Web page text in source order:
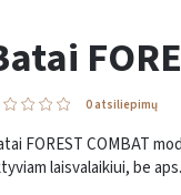
0 atsiliepimų
FOREST COMBAT
laisvalaikiui, be